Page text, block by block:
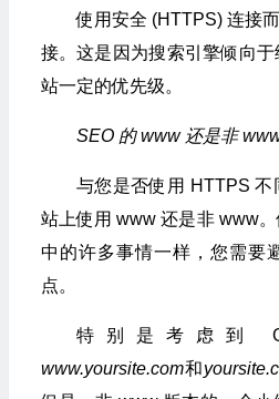
使用安全 (HTTPS) 连接
接。这是因为搜索引擎倾向
站一定的优先级。
SEO 的 www 还是非
与您是否使用 HTTPS 不
站上使用 www 还是非 www。
中的许多事情一样，您需要
点。
特别是考虑到
www.yoursite.com和